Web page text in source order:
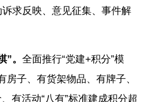
求反映、意见征集、事件解
”。 全面推行“党建+积分”模
房子、有货架物品、有牌子、
有活动“八有”标准建成积分超